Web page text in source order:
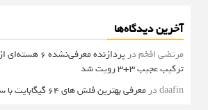
آخرین دیدگاه‌ها
مرتضی افخمدر
پردازنده
ترکیب عجیب 3+3 رویت شد
daafinدرمعرفی بهترین فلش های 64 گیگابایت با سرعت بالا